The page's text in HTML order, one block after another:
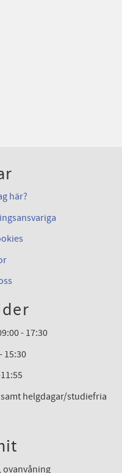
här?
- 17:30
15:30
helgdagar/studiefria
ovanvåning